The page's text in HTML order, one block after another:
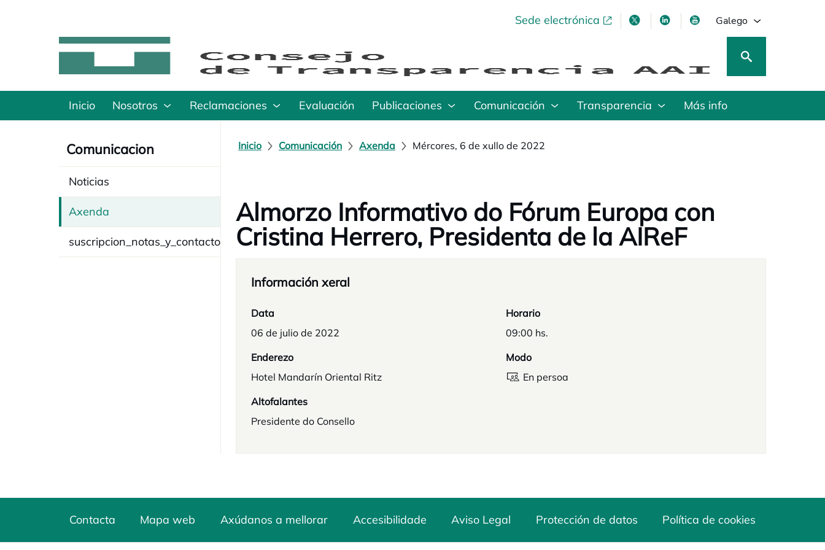
Sede electrónicaopens in a new tabopens in a new tab
opens in a new tab
opens in a new tab
Galego
Inicio Nosotros Reclamaciones Evaluación Publicaciones Comunicación Transparencia Más info
Comunicacion
Noticias
Axenda
suscripcion_notas_y_contacto
Inicio Comunicación Axenda Mércores, 6 de xullo de 2022
Almorzo Informativo do Fórum Europa con
Cristina Herrero, Presidenta de la AIReF
Información xeral
Data
06 de julio de 2022
Horario
09:00 hs.
Enderezo
Hotel Mandarín Oriental Ritz
Modo
En persoa
Altofalantes
Presidente do Consello
Contacta Mapa web Axúdanos a mellorar Accesibilidade Aviso Legal Protección de datos Política de cookies